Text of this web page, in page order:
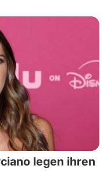
legen ihren